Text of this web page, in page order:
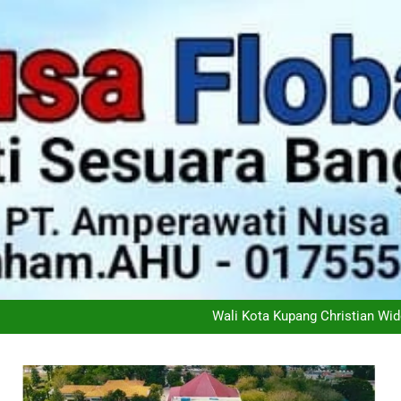
Didukung 26 Organisasi
Ketimpangan Melebar:
Wali Kota Kupang Christian
PT Flobamor ( Perseroda)
Didukung 26 Organisasi
Wali Kota Kupang Christian
PT Flobamor ( Perseroda)
Didukung 26 Organisasi